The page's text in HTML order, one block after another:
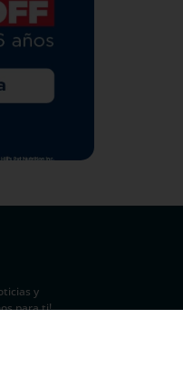
y
para ti!